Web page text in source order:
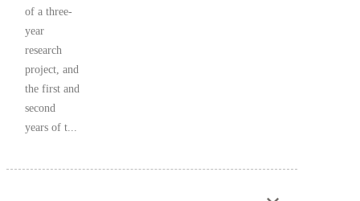
of a three-
year
research
project, and
the first and
second
years of t...